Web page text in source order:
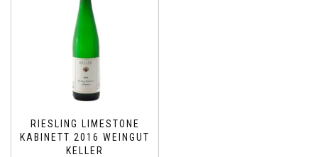
RIESLING LIMESTONE
KABINETT 2016 WEINGUT
KELLER